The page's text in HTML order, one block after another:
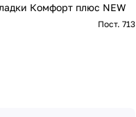
Комфорт плюс NEW
Пост. 713